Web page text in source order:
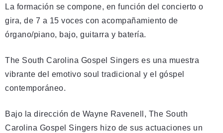
La formación se compone, en función del concierto o
gira, de 7 a 15 voces con acompañamiento de
órgano/piano, bajo, guitarra y batería.
The South Carolina Gospel Singers es una muestra
vibrante del emotivo soul tradicional y el góspel
contemporáneo.
Bajo la dirección de Wayne Ravenell, The South
Carolina Gospel Singers hizo de sus actuaciones un